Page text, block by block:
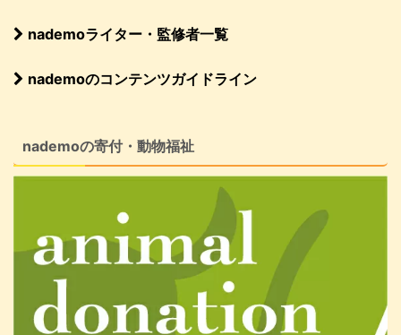
nademoライター・監修者一覧
nademoのコンテンツガイドライン
nademoの寄付・動物福祉